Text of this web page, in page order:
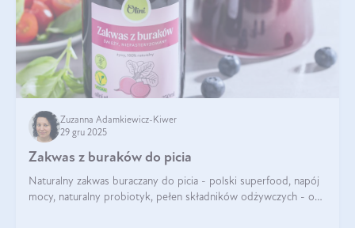
Zuzanna Adamkiewicz-Kiwer
29 gru 2025
Zakwas z buraków do picia
Naturalny zakwas buraczany do picia - polski superfood, napój
mocy, naturalny probiotyk, pełen składników odżywczych - o